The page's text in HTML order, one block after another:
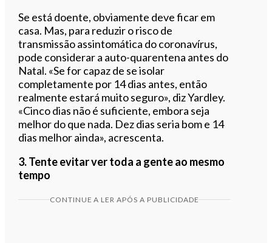
Se está doente, obviamente deve ficar em
casa. Mas, para reduzir o risco de
transmissão assintomática do coronavírus,
pode considerar a auto-quarentena antes do
Natal. «Se for capaz de se isolar
completamente por 14 dias antes, então
realmente estará muito seguro», diz Yardley.
«Cinco dias não é suficiente, embora seja
melhor do que nada. Dez dias seria bom e 14
dias melhor ainda», acrescenta.
3. Tente evitar ver toda a gente ao mesmo
tempo
CONTINUE A LER APÓS A PUBLICIDADE